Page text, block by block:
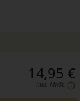
14,95 €
inkl. MwSt.